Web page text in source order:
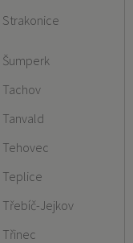
Strakonice
Šumperk
Tachov
Tanvald
Tehovec
Teplice
Třebíč-Jejkov
Třinec